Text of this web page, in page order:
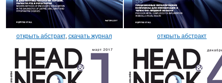
открыть абстракт, скачать журнал открыть абстракт